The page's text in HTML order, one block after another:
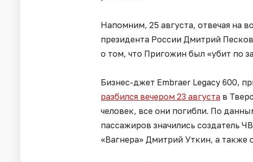
Напомним, 25 августа, отвечая на
президента России Дмитрий Песков
о том, что Пригожин был «убит по
Бизнес-джет Embraer Legacy 600,
разбился вечером 23 августа в
человек, все они погибли. По
пассажиров значились создатель
«Вагнера» Дмитрий Уткин, а также